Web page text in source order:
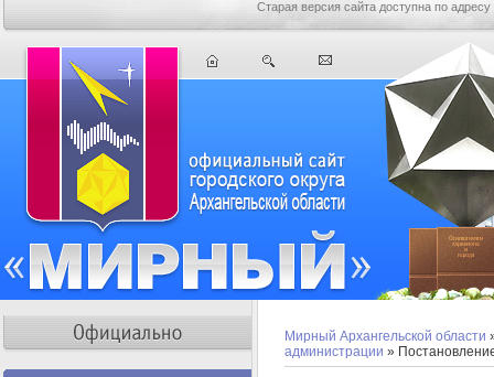
Старая версия сайта доступна по адресу
Мирный Архангельской области
администрации »